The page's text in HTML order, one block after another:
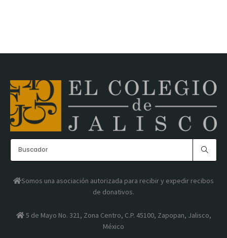
Somos una asociación autorizada para recibir y expedir recibos
de donativos.
5 de Mayo No. 321, Zona Centro, C.P. 45100, Zapopan, Jalisco,
México